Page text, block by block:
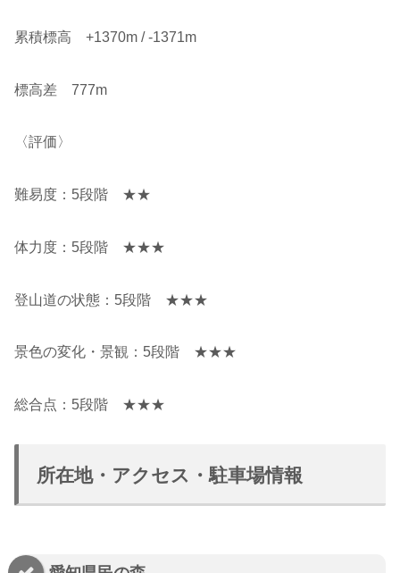
累積標高 +1370m / -1371m
標高差 777m
〈評価〉
難易度：5段階 ★★
体力度：5段階 ★★★
登山道の状態：5段階 ★★★
景色の変化・景観：5段階 ★★★
総合点：5段階 ★★★
所在地・アクセス・駐車場情報